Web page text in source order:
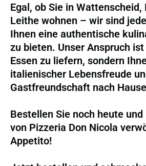
Egal, ob Sie in
Leithe wohnen – wir sind
Ihnen eine authentische
zu bieten. Unser Anspruch
Essen zu liefern, sondern
italienischer Lebensfreude
Gastfreundschaft nach
Bestellen Sie noch heute
von Pizzeria Don Nicola
Appetito!